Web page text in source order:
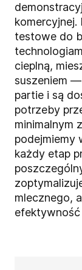
komercyjnej.
testowe do
cieplną,
suszeniem —
partie i są
potrzeby
minimalnym
podejmiemy
każdy etap
mlecznego,